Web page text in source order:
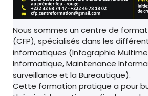
Nous sommes un centre de
(CFP), spécialisés dans les
informatiques (Infographie
Informatique, Maintenance
surveillance et la Bureautique).
Cette formation pratique a pour